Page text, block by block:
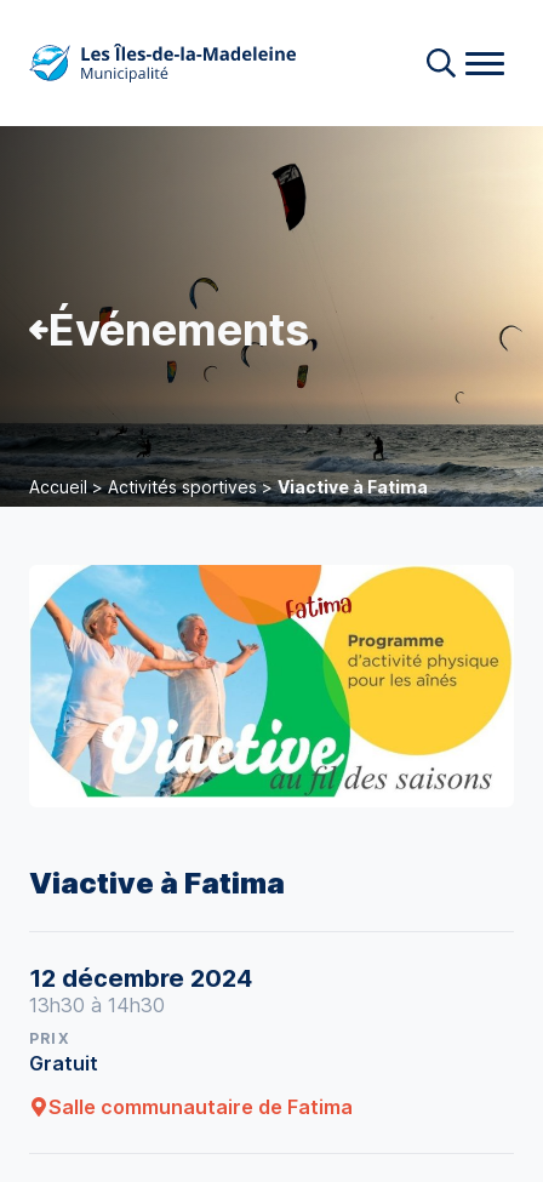
Événements
Accueil>Activités sportives>Viactive à Fatima
Viactive à Fatima
12 décembre 2024
13h30 à 14h30
PRIX
Gratuit
Salle communautaire de Fatima